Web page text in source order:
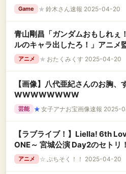
Game ★ 鈴木さん速報 2025-04-20
青山剛昌「ガンダムおもしれぇ
ルのキャラ出したろ！」アニメ
山「Z見てない…」
アニメ ★ おたくみくす 2025-04-20
【画像】八代亜紀さんのお胸、
WWWWWWWW
芸能 ★ 女子アナお宝画像速報 2025-
【ラブライブ！】Liella! 6th
ONE～ 宮城公演 Day2のセトリ
アニメ ☆ ぷちそく！！ 2025-04-20